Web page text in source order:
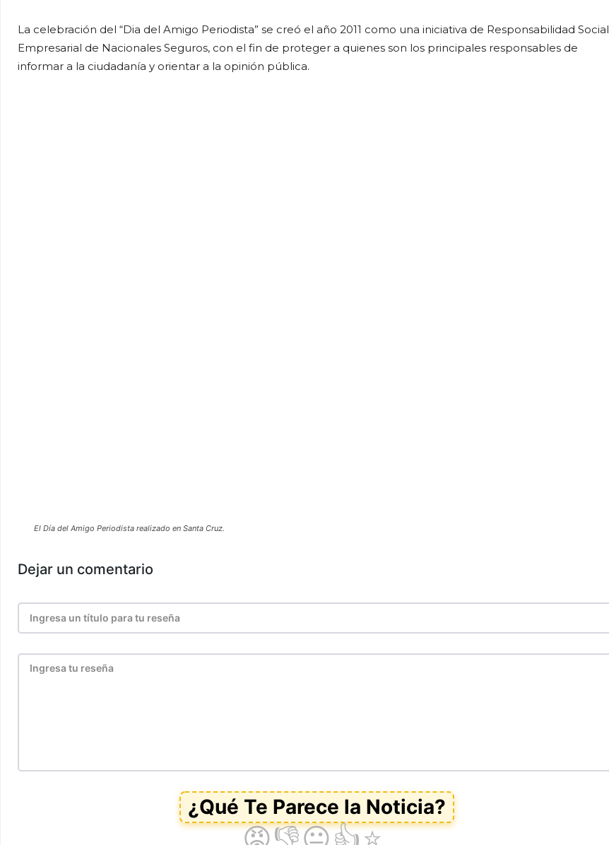
La celebración del “Dia del Amigo Periodista” se creó el año 2011 como una iniciativa de Responsabilidad Social
Empresarial de Nacionales Seguros, con el fin de proteger a quienes son los principales responsables de
informar a la ciudadanía y orientar a la opinión pública.
El Día del Amigo Periodista realizado en Santa Cruz.
Dejar un comentario